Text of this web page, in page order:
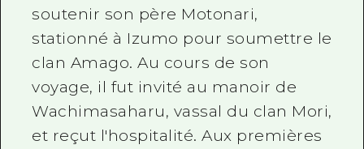
soutenir son père Motonari,
stationné à Izumo pour soumettre le
clan Amago. Au cours de son
voyage, il fut invité au manoir de
Wachimasaharu, vassal du clan Mori,
et reçut l'hospitalité. Aux premières